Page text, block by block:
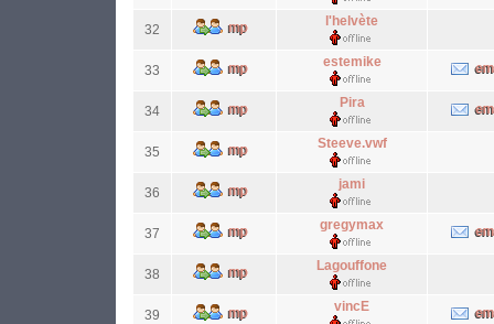
32
l'helvète
33
estemike
34
Pira
35
Steeve.vwf
36
jami
37
gregymax
38
Lagouffone
39
vincE